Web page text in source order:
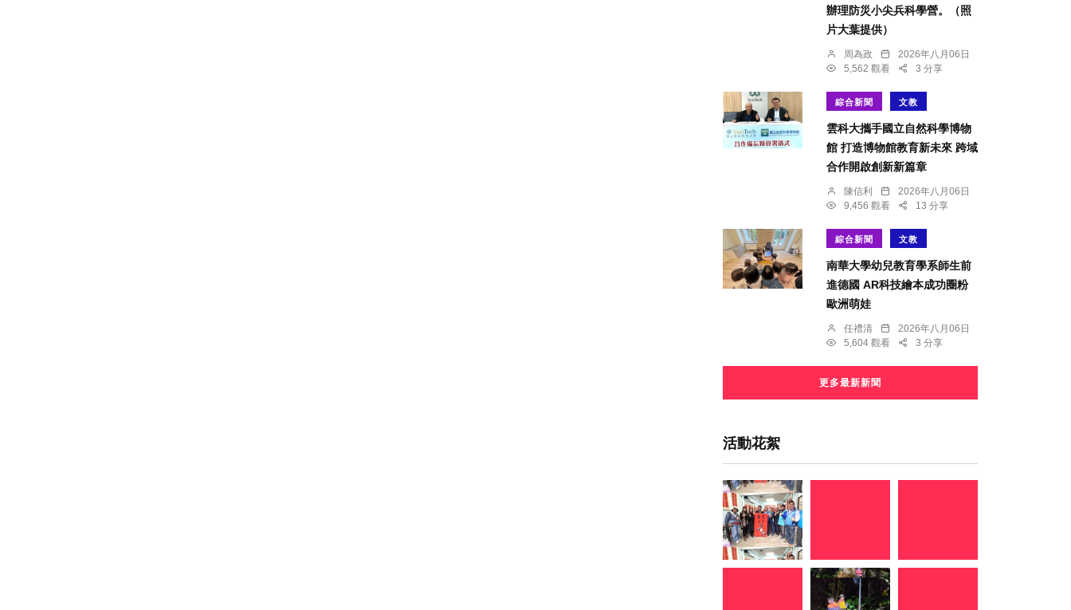
辦理防災小尖兵科學營。（照
片大葉提供）
周為政
2026年八月06日
5,562 觀看
3 分享
綜合新聞 文教
雲科大攜手國立自然科學博物
館 打造博物館教育新未來 跨域
合作開啟創新新篇章
陳信利
2026年八月06日
9,456 觀看
13 分享
綜合新聞 文教
南華大學幼兒教育學系師生前
進德國 AR科技繪本成功圈粉
歐洲萌娃
任禮清
2026年八月06日
5,604 觀看
3 分享
更多最新新聞
活動花絮